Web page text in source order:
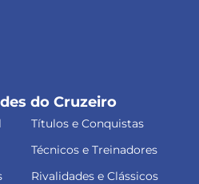
do Cruzeiro
Títulos e Conquistas
Técnicos e Treinadores
Rivalidades e Clássicos